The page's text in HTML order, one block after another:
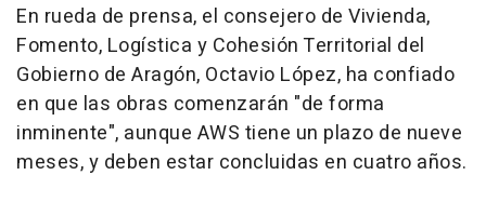
En rueda de prensa, el consejero de Vivienda,
Fomento, Logística y Cohesión Territorial del
Gobierno de Aragón, Octavio López, ha confiado
en que las obras comenzarán "de forma
inminente", aunque AWS tiene un plazo de nueve
meses, y deben estar concluidas en cuatro años.